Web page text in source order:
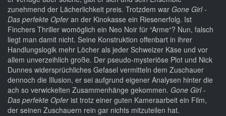
zunehmend der Lächerlichkeit preis. Trotzdem war Gone Girl -
Das perfekte Opferan der Kinokasse ein Riesenerfolg. Ist
Finchers Thriller womöglich ein Neo Noir für “Arme“? Nun, falsch
liegt man damit nicht. Seine Konstruktion offenbart in ihrer
Handlungslogik mehr Löcher als jeder Schweizer Käse und vor
allem unverzeihlich große. Der pseudo-mysteriöse Plot und Nick
Dunnes widersprüchliches Gefasel vermitteln dem Zuschauer
dennoch die Illusion, er sei aufgrund eigener Analysen hinter die
ach so verwickelten Zusammenhänge gekommen. Gone Girl -
Das perfekte Opferist trotz einer guten Kameraarbeit ein Film,
der seinen Zuschauern rein gar nichts mitzuteilen hat.